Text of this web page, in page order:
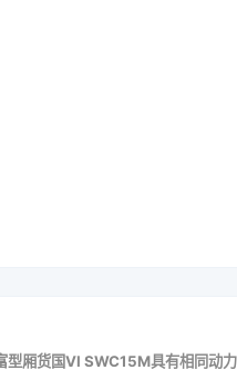
型厢货国VI SWC15M具有相同动